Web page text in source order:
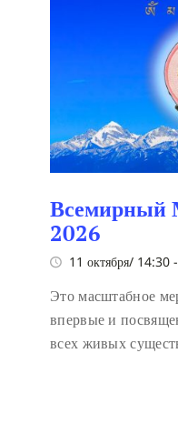
Всемирный
2026
11 октября/ 14:30 -
Это масштабное
впервые и
всех живых